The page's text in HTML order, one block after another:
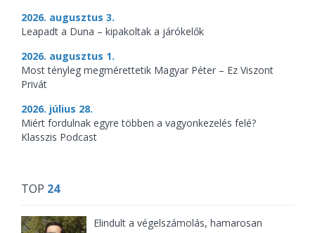
2026. augusztus 3.
Leapadt a Duna – kipakoltak a járókelők
2026. augusztus 1.
Most tényleg megmérettetik Magyar Péter – Ez Viszont
Privát
2026. július 28.
Miért fordulnak egyre többen a vagyonkezelés felé?
Klasszis Podcast
TOP 24
Elindult a végelszámolás, hamarosan